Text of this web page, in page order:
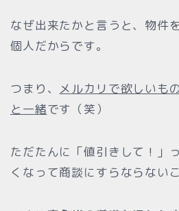
なぜ出来たかと言うと、物件
個人だからです。
つまり、 メルカリで欲しいも
と一緒です（笑）
ただたんに「値引きして！」
くなって商談にすらならない